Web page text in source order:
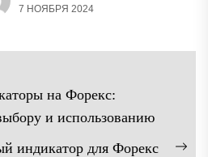
7 НОЯБРЯ 2024
на Форекс:
и использованию
индикатор для Форекс